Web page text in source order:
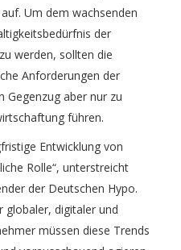
Um dem wachsenden
der
werden, sollten die
Anforderungen der
Gegenzug aber nur zu
führen.
Entwicklung von
Rolle“, unterstreicht
der Deutschen Hypo.
globaler, digitaler und
müssen diese Trends